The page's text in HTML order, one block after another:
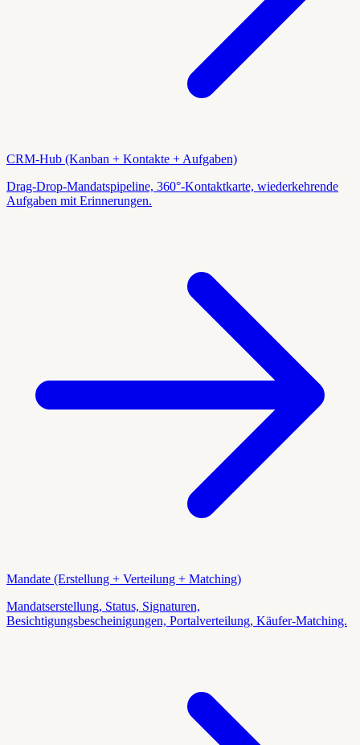
CRM-Hub (Kanban + Kontakte + Aufgaben)
Drag-Drop-Mandatspipeline, 360°-Kontaktkarte, wiederkehrende
Aufgaben mit Erinnerungen.
Mandate (Erstellung + Verteilung + Matching)
Mandatserstellung, Status, Signaturen,
Besichtigungsbescheinigungen, Portalverteilung, Käufer-Matching.